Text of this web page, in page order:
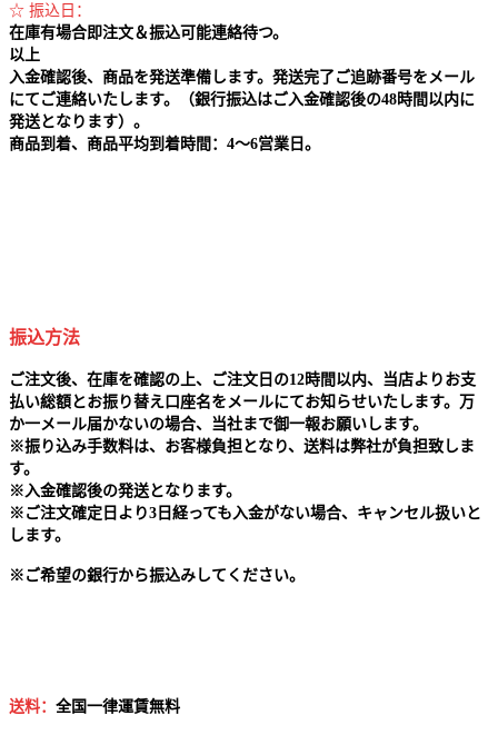
☆ 振込日：
在庫有場合即注文＆振込可能連絡待つ。
以上
入金確認後、商品を発送準備します。発送完了ご追跡番号をメール
にてご連絡いたします。（銀行振込はご入金確認後の48時間以内に
発送となります）。
商品到着、商品平均到着時間：4～6営業日。
振込方法
ご注文後、在庫を確認の上、ご注文日の12時間以内、当店よりお支
払い総額とお振り替え口座名をメールにてお知らせいたします。万
か一メール届かないの場合、当社まで御一報お願いします。
※振り込み手数料は、お客様負担となり、送料は弊社が負担致しま
す。
※ 入金確認後の発送となります。
※ ご注文確定日より3日経っても入金がない場合、キャンセル扱いと
します。
※ ご希望の銀行から振込みしてください。
送料： 全国一律運賃無料